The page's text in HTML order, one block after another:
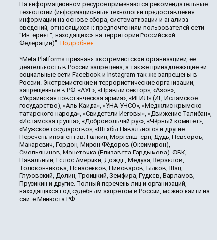
На информационном ресурсе применяются рекомендательные
технологии (информационные технологии предоставления
информации на основе сбора, систематизации и анализа
сведений, относящихся к предпочтениям пользователей сети
"Интернет", находящихся на территории Российской
Федерации)". Подробнее.
*Meta Platforms признана экстремистской организацией, её
деятельность в России запрещена, а также принадлежащие ей
социальные сети Facebook и Instagram так же запрещены в
России. Экстремистские и террористические организации,
запрещенные в РФ: «АУЕ», «Правый сектор», «Азов»,
«Украинская повстанческая армия», «ИГИЛ» (ИГ, Исламское
государство), «Аль-Каида», «УНА-УНСО», «Меджлис крымско-
татарского народа», «Свидетели Иеговы», «Движение Талибан»,
«Исламская группа», «Добровольчий рух», «Чёрный комитет»,
«Мужское государство», «Штабы Навального» и другие.
Перечень иноагентов: Галкин, Моргенштерн, Дудь, Невзоров,
Макаревич, Гордон, Мирон Фёдоров (Оксимирон),
Смольянинов, Монеточка (Елизавета Гардымова), ФБК,
Навальный, Голос Америки, Дождь, Медуза, Верзилов,
Толоконникова, Понасенков, Пивоваров, Быков, Шац,
Глуховский, Долин, Троицкий, Земфира, Гудков, Варламов,
Прусикин и другие. Полный перечень лиц и организаций,
находящихся под судебным запретом в России, можно найти на
сайте Минюста РФ.